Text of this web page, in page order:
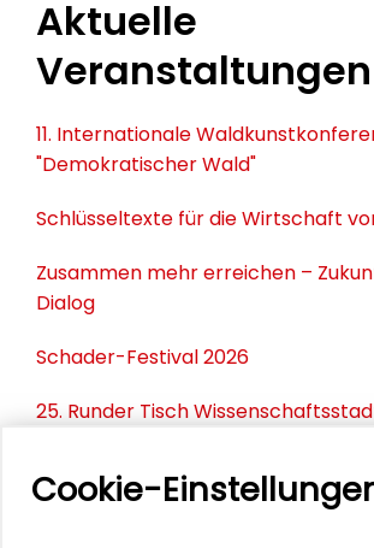
Aktuelle
Veranstaltungen
11. Internationale
"Demokratischer Wald"
Schlüsseltexte für die Wirtschaft
Zusammen mehr erreichen –
Dialog
Schader-Festival 2026
25. Runder Tisch
Cookie-